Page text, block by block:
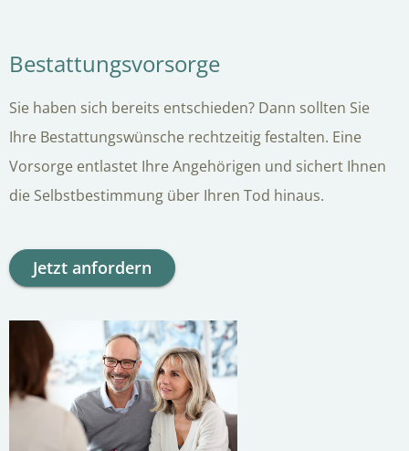
Bestattungsvorsorge
Sie haben sich bereits entschieden? Dann sollten Sie
Ihre Bestattungswünsche rechtzeitig festalten. Eine
Vorsorge entlastet Ihre Angehörigen und sichert Ihnen
die Selbstbestimmung über Ihren Tod hinaus.
Jetzt anfordern